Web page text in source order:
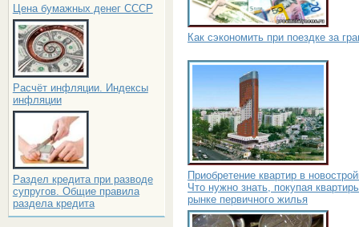
Цена бумажных денег СССР
Расчёт инфляции. Индексы
инфляции
Раздел кредита при разводе
супругов. Общие правила
раздела кредита
Как сэкономить при поездке за
Приобретение квартир в
Что нужно знать, покупая
рынке первичного жилья